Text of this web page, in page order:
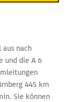
aus nach
und die A 6
445 km
Sie können